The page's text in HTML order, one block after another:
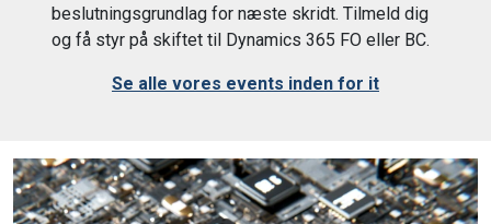
beslutningsgrundlag for næste skridt. Tilmeld dig
og få styr på skiftet til Dynamics 365 FO eller BC.
Se alle vores events inden for it